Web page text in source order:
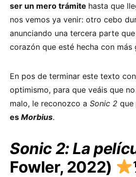
ser un mero trámite hasta que
nos vemos ya venir: otro cebo
anunciando una tercera parte
corazón que esté hecha con más
En pos de terminar este texto
optimismo, para que veáis que
malo, le reconozco a Sonic 2 que
es Morbius.
Sonic 2: La
Fowler, 2022)